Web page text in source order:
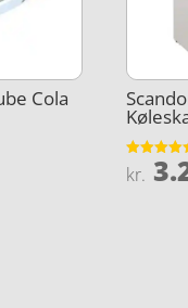
Cola
Vurderet
4.5
kr.